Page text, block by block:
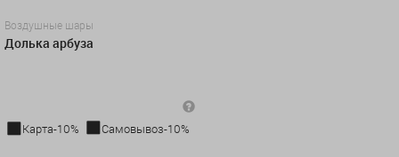
Воздушные шары
Долька арбуза
Карта-10%
Самовывоз-10%